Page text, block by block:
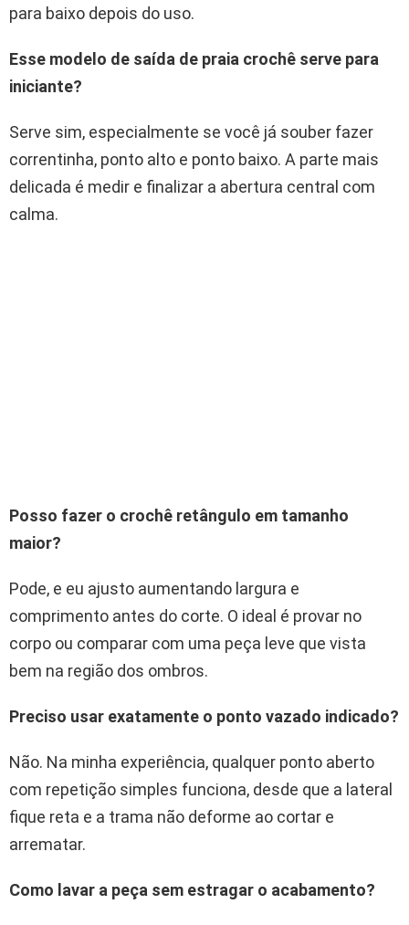
para baixo depois do uso.
Esse modelo de saída de praia crochê serve para
iniciante?
Serve sim, especialmente se você já souber fazer
correntinha, ponto alto e ponto baixo. A parte mais
delicada é medir e finalizar a abertura central com
calma.
Posso fazer o crochê retângulo em tamanho
maior?
Pode, e eu ajusto aumentando largura e
comprimento antes do corte. O ideal é provar no
corpo ou comparar com uma peça leve que vista
bem na região dos ombros.
Preciso usar exatamente o ponto vazado indicado?
Não. Na minha experiência, qualquer ponto aberto
com repetição simples funciona, desde que a lateral
fique reta e a trama não deforme ao cortar e
arrematar.
Como lavar a peça sem estragar o acabamento?